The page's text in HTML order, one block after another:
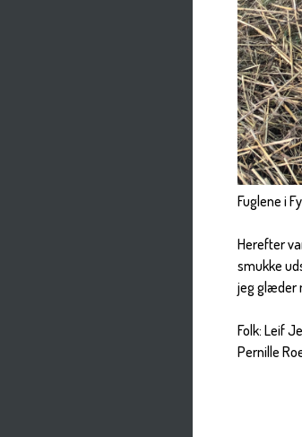
Fuglene i
Herefter
smukke
jeg glæder
Folk: Leif
Pernille